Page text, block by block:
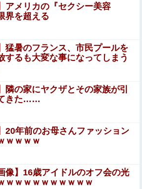
なるか見たろ！」→40年間続
を願う式典なのに防弾ガラスと防弾
相の悲劇や石破前首相も同環境だっ
の限界突破のドスケベ尻 part2
で可愛すぎたってwwwwww
水良太郎さん死去で、落語家・柳家
暴行」被害告発
て欲しいAV女優ｗｗｗｗｗｗｗ
に財政ファイナンスを申し入れて円
こす
アメリカの『セクシー美容
界を超える
猛暑のフランス、市民プールを
するも大変な事になってしまう
隣の家にヤクザとその家族が引
きた……
20年前のお母さんファッション
ｗｗｗｗ
像】16歳アイドルのオフ会の光
ｗｗｗｗｗｗｗｗｗｗ